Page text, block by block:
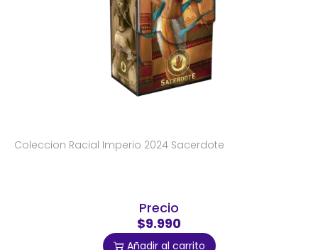
Coleccion Racial Imperio 2024 Sacerdote
Precio
$9.990
Añadir al carrito